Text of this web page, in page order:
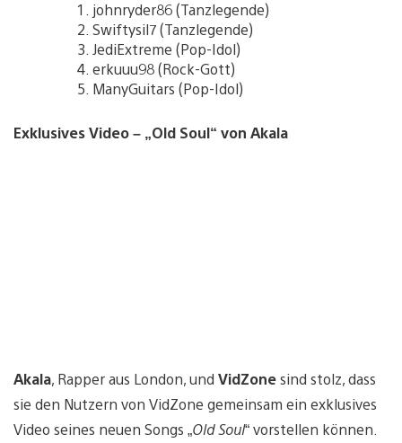
johnryder86 (Tanzlegende)
Swiftysil7 (Tanzlegende)
JediExtreme (Pop-Idol)
erkuuu98 (Rock-Gott)
ManyGuitars (Pop-Idol)
Exklusives Video – „Old Soul“ von Akala
Akala, Rapper aus London, und VidZonesind stolz, dass
sie den Nutzern von VidZone gemeinsam ein exklusives
Video seines neuen Songs „Old Soul“ vorstellen können.